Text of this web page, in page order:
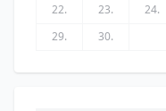
22.
23. 24.
29.
30.